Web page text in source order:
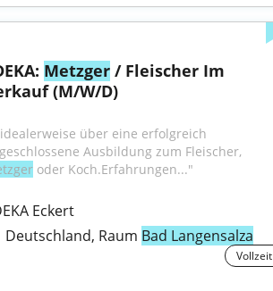
Metzger / Fleischer Im
(M/W/D)
über eine erfolgreich
oder Koch.Erfahrungen..."
Eckert
Deutschland, Raum Bad Langensalza
Vollzeit